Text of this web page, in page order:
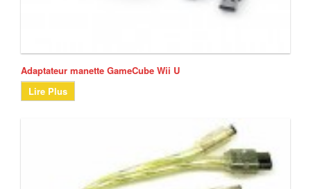
Adaptateur manette GameCube Wii U
Lire Plus